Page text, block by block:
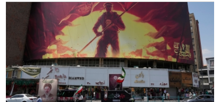
Văn hoá & Du lịch
Tin Văn hoá & Du lịch
Chát với người nổi tiếng
Multimedia
Ảnh
Video